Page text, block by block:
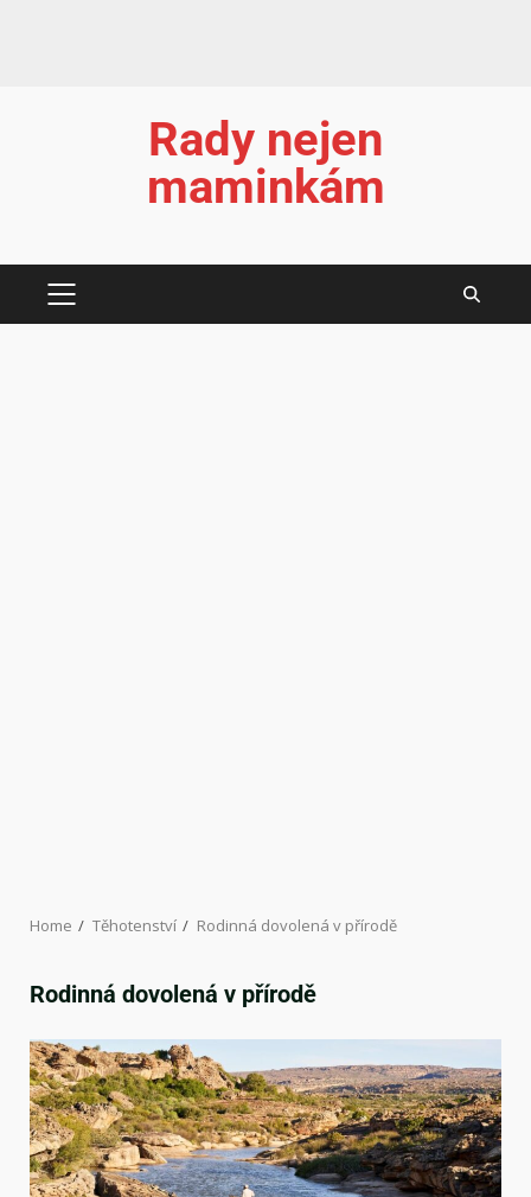
Rady nejen
maminkám
Home Těhotenství Rodinná dovolená v přírodě
Rodinná dovolená v přírodě